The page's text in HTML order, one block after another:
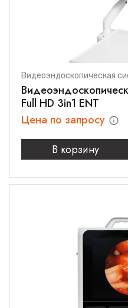
Видеоэндоскопическая
Full HD 3in1 ENT
Цена по запросу
В корзину